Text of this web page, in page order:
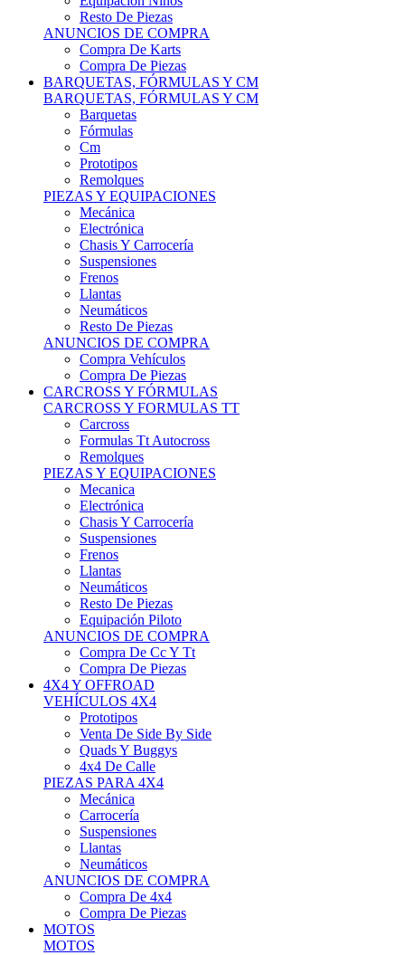
ANUNCIOS DE COMPRA
Compra De Karts
Compra De Piezas
BARQUETAS, FÓRMULAS Y CM
BARQUETAS, FÓRMULAS Y CM
Barquetas
Fórmulas
Cm
Prototipos
Remolques
PIEZAS Y EQUIPACIONES
Mecánica
Electrónica
Chasis Y Carrocería
Suspensiones
Frenos
Llantas
Neumáticos
Resto De Piezas
ANUNCIOS DE COMPRA
Compra Vehículos
Compra De Piezas
CARCROSS Y FÓRMULAS
CARCROSS Y FORMULAS TT
Carcross
Formulas Tt Autocross
Remolques
PIEZAS Y EQUIPACIONES
Mecanica
Electrónica
Chasis Y Carrocería
Suspensiones
Frenos
Llantas
Neumáticos
Resto De Piezas
Equipación Piloto
ANUNCIOS DE COMPRA
Compra De Cc Y Tt
Compra De Piezas
4X4 Y OFFROAD
VEHÍCULOS 4X4
Prototipos
Venta De Side By Side
Quads Y Buggys
4x4 De Calle
PIEZAS PARA 4X4
Mecánica
Carrocería
Suspensiones
Llantas
Neumáticos
ANUNCIOS DE COMPRA
Compra De 4x4
Compra De Piezas
MOTOS
MOTOS
Motos De Circuito